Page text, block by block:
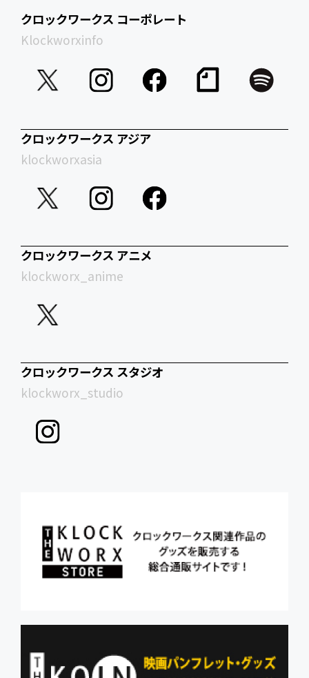
クロックワークス コーポレート
Klockworxinfo
クロックワークス アジア
klockworxasia
クロックワークス アニメ
klockworx_anime
クロックワークス スタジオ
klockworx_studio